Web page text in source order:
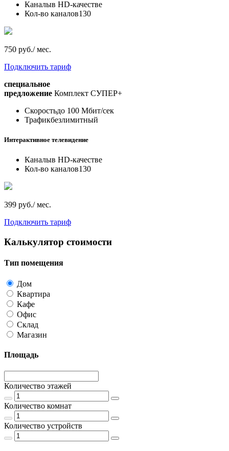
Каналыв HD-качестве
Кол-во каналов130
750 руб./ мес.
Подключить тариф
специальное
предложение Комплект СУПЕР+
Скоростьдо 100 Мбит/сек
Трафикбезлимитный
Интерактивное телевидение
Каналыв HD-качестве
Кол-во каналов130
399 руб./ мес.
Подключить тариф
Калькулятор стоимости
Тип помещения
Дом
Квартира
Кафе
Офис
Склад
Магазин
Площадь
Количество этажей
Количество комнат
Количество устройств